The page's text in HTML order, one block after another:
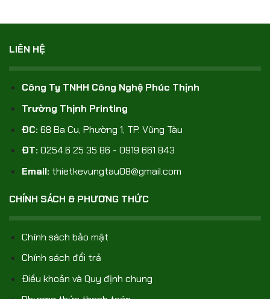
LIÊN HỆ
Công Ty TNHH Công Nghệ Phúc Thịnh
Trường Thịnh Printing
ĐC: 68 Ba Cu, Phường 1, TP. Vũng Tàu
ĐT: 0254.6 25 35 86 - 0919 661 843
Email: thietkevungtau08@gmail.com
CHÍNH SÁCH & PHƯƠNG THỨC
Chính sách bảo mật
Chính sách đổi trả
Điều khoản và Quy định chung